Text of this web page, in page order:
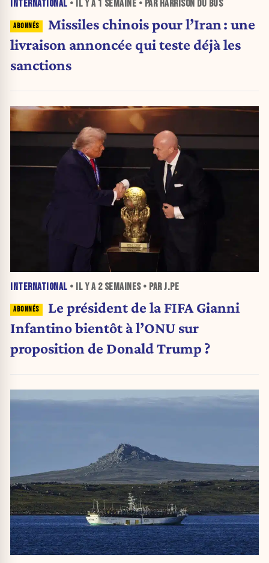
INTERNATIONAL • IL Y A 1 SEMAINE • PAR HARRISON DU BUS
Missiles chinois pour l’Iran : une
livraison annoncée qui teste déjà les
sanctions
INTERNATIONAL • IL Y A 2 SEMAINES• PAR J.PE
Le président de la FIFA Gianni
Infantino bientôt à l’ONU sur
proposition de Donald Trump ?